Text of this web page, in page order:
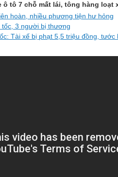
ô tô 7 chỗ mất lái, tông hàng
hoàn, nhiều phương tiện hư hỏng
tốc, 3 người bị thương
Tài xế bị phạt 5,5 triệu đồng, tước